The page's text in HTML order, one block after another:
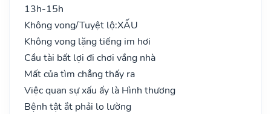
13h-15h
Không vong/Tuyệt lộ:XẤU
Không vong lặng tiếng im hơi
Cầu tài bất lợi đi chơi vắng nhà
Mất của tìm chẳng thấy ra
Việc quan sự xấu ấy là Hình thương
Bệnh tật ắt phải lo lường